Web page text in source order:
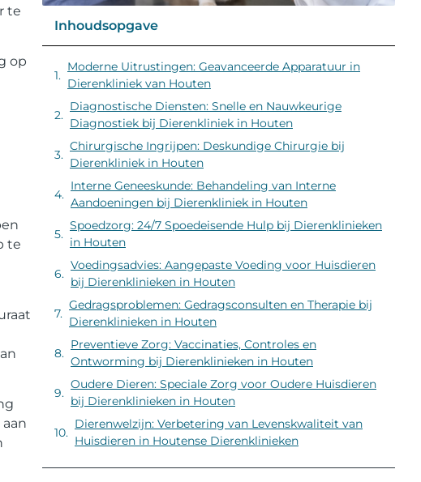
te
op
te
Inhoudsopgave
Moderne Uitrustingen: Geavanceerde Apparatuur in
Dierenkliniek van Houten
Diagnostische Diensten: Snelle en Nauwkeurige
Diagnostiek bij Dierenkliniek in Houten
Chirurgische Ingrijpen: Deskundige Chirurgie bij
Dierenkliniek in Houten
Interne Geneeskunde: Behandeling van Interne
Aandoeningen bij Dierenkliniek in Houten
Spoedzorg: 24/7 Spoedeisende Hulp bij Dierenklinieken
in Houten
Voedingsadvies: Aangepaste Voeding voor Huisdieren
bij Dierenklinieken in Houten
Gedragsproblemen: Gedragsconsulten en Therapie bij
Dierenklinieken in Houten
Preventieve Zorg: Vaccinaties, Controles en
Ontworming bij Dierenklinieken in Houten
Oudere Dieren: Speciale Zorg voor Oudere Huisdieren
bij Dierenklinieken in Houten
Dierenwelzijn: Verbetering van Levenskwaliteit van
Huisdieren in Houtense Dierenklinieken